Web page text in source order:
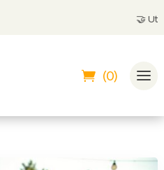
🤝
(0)